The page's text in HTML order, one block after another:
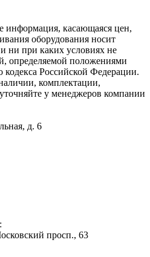
информация, касающаяся цен,
оборудования носит
ни при каких условиях не
определяемой положениями
кодекса Российской Федерации.
комплектации,
у менеджеров компании
д. 6
просп., 63